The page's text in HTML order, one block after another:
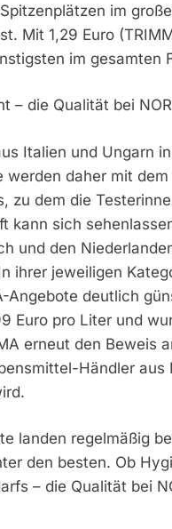
im
Mit 1,29 Euro
im gesamten
– die Qualität bei
Italien und Ungarn
werden daher mit
zu dem die
kann sich
und den
ihrer jeweiligen
Angebote deutlich
Euro pro Liter und
erneut den Beweis
Händler
landen regelmäßig
den besten. Ob
– die Qualität bei